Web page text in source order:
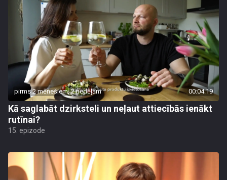
pirms 2 mēnešiem, 2 nedēļām 00:04:19
Kā saglabāt dzirksteli un neļaut attiecībās ienākt
rutīnai?
15. epizode